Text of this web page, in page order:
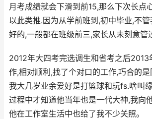
月考成绩就会下滑到前15,那么下次长点
以此类推.因为从学前班到,初中毕业,不
好的,一般都在班级前三,家长从未刻意管
2012年大四考完选调生和省考之后
作,相对顺利,找了个对口的工作,巧合的
我大几岁业余爱好是打篮球和玩fs.啥叫
过程中才知道他当年也是一代大神,我向
他在工作室生活中也给了我不少关照。